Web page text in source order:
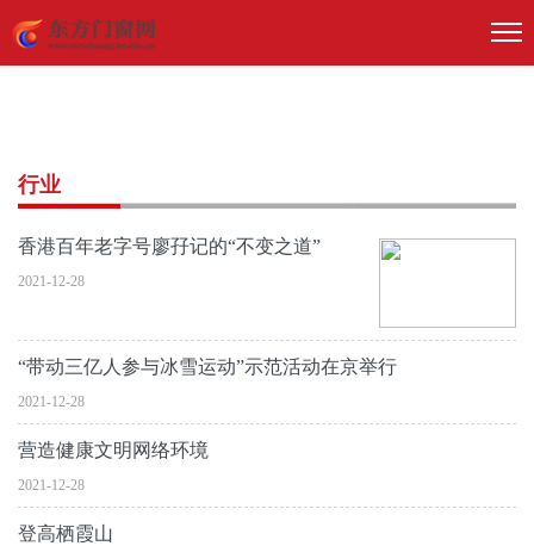
行业
香港百年老字号廖孖记的“不变之道”
2021-12-28
“带动三亿人参与冰雪运动”示范活动在京举行
2021-12-28
营造健康文明网络环境
2021-12-28
登高栖霞山